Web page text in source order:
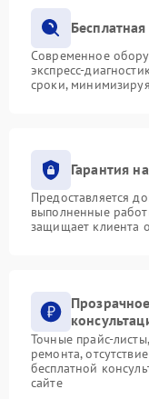
Современное
экспресс-
сроки,
Гарантия
Предоставляется
выполненные
защищает клиента
Точные прайс-
ремонта,
бесплатной
сайте